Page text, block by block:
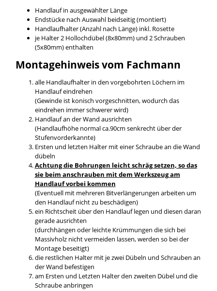
Handlauf in ausgewählter Länge
Endstücke nach Auswahl beidseitig (montiert)
Handlaufhalter (Anzahl nach Länge) inkl. Rosette
je Halter 2 Hollochdübel (8x80mm) und 2 Schrauben
(5x80mm) enthalten
Montagehinweis vom Fachmann
alle Handlaufhalter in den vorgebohrten Löchern im
Handlauf eindrehen
(Gewinde ist konisch vorgeschnitten, wodurch das
eindrehen immer schwerer wird)
Handlauf an der Wand ausrichten
(Handlaufhöhe normal ca.90cm senkrecht über der
Stufenvorderkannte)
Ersten und letzten Halter mit einer Schraube an die Wand
dübeln
Achtung die Bohrungen leicht schräg setzen, so das
sie beim anschrauben mit dem Werkszeug am
Handlauf vorbei kommen
(Eventuell mit mehreren Bitverlängerungen arbeiten um
den Handlauf nicht zu beschädigen)
ein Richtscheit über den Handlauf legen und diesen daran
gerade ausrichten
(durchhängen oder leichte Krümmungen die sich bei
Massivholz nicht vermeiden lassen, werden so bei der
Montage beseitigt)
die restlichen Halter mit je zwei Dübeln und Schrauben an
der Wand befestigen
am Ersten und Letzten Halter den zweiten Dübel und die
Schraube anbringen